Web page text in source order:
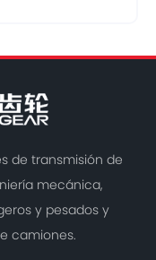
de transmisión de
mecánica,
y pesados ​​y
camiones.